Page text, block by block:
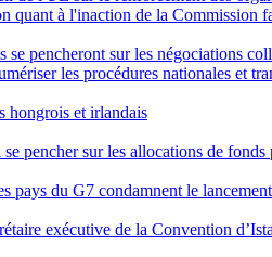
quant à l'inaction de la Commission
pencheront sur les négociations
les procédures nationales et
hongrois et irlandais
pencher sur les allocations de
pays du G7 condamnent le
exécutive de la Convention